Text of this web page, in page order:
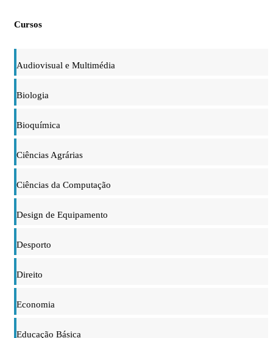
Cursos
Audiovisual e Multimédia
Biologia
Bioquímica
Ciências Agrárias
Ciências da Computação
Design de Equipamento
Desporto
Direito
Economia
Educação Básica